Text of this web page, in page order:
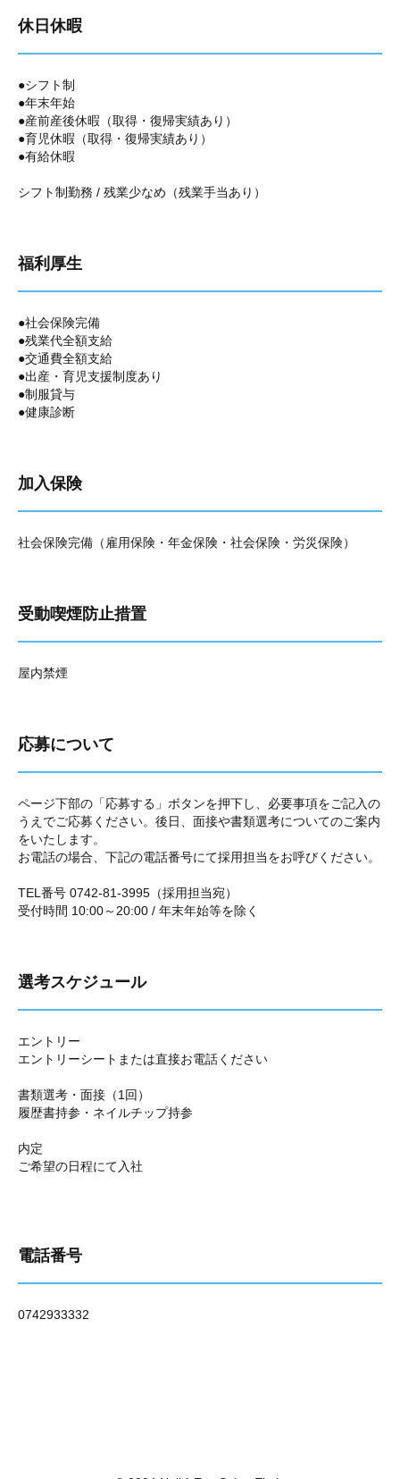
休日休暇
●シフト制
●年末年始
●産前産後休暇（取得・復帰実績あり）
●育児休暇（取得・復帰実績あり）
●有給休暇
シフト制勤務 / 残業少なめ（残業手当あり）
福利厚生
●社会保険完備
●残業代全額支給
●交通費全額支給
●出産・育児支援制度あり
●制服貸与
●健康診断
加入保険
社会保険完備（雇用保険・年金保険・社会保険・労災保険）
受動喫煙防止措置
屋内禁煙
応募について
ページ下部の「応募する」ボタンを押下し、必要事項をご記入の
うえでご応募ください。後日、面接や書類選考についてのご案内
をいたします。
お電話の場合、下記の電話番号にて採用担当をお呼びください。
TEL番号 0742-81-3995（採用担当宛）
受付時間 10:00～20:00 / 年末年始等を除く
選考スケジュール
エントリー
エントリーシートまたは直接お電話ください
書類選考・面接（1回）
履歴書持参・ネイルチップ持参
内定
ご希望の日程にて入社
電話番号
0742933332